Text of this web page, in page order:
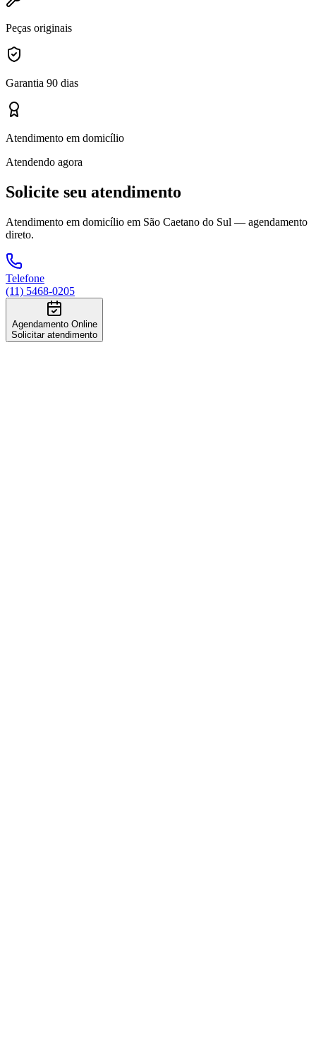
Peças originais
Garantia 90 dias
Atendimento em domicílio
Atendendo agora
Solicite seu atendimento
Atendimento em domicílio em São Caetano do Sul — agendamento
direto.
Telefone
(11) 5468-0205
Agendamento Online
Solicitar atendimento